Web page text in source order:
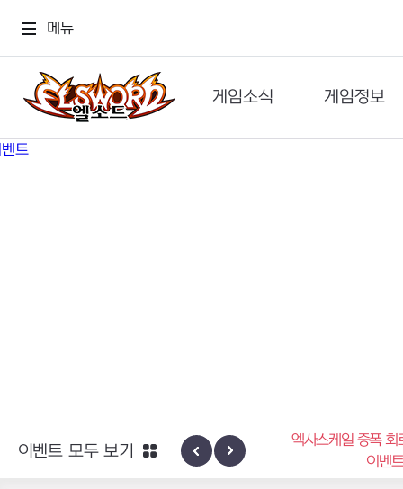
메뉴
게임소식
공지사항
게임정보
세계관
신규 지역 네블론
엑사스케일 증폭 회
이벤트
이벤트 모두 보기